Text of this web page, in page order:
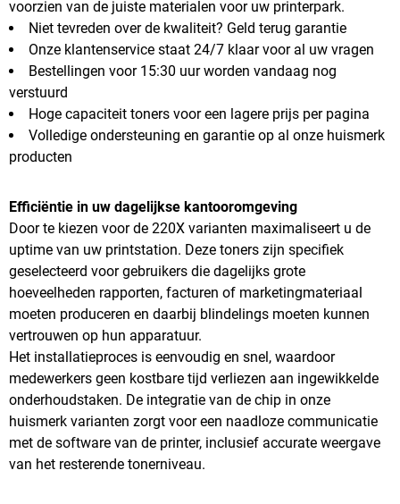
voorzien van de juiste materialen voor uw printerpark.
Niet tevreden over de kwaliteit? Geld terug garantie
Onze klantenservice staat 24/7 klaar voor al uw vragen
Bestellingen voor 15:30 uur worden vandaag nog
verstuurd
Hoge capaciteit toners voor een lagere prijs per pagina
Volledige ondersteuning en garantie op al onze huismerk
producten
Efficiëntie in uw dagelijkse kantooromgeving
Door te kiezen voor de 220X varianten maximaliseert u de
uptime van uw printstation. Deze toners zijn specifiek
geselecteerd voor gebruikers die dagelijks grote
hoeveelheden rapporten, facturen of marketingmateriaal
moeten produceren en daarbij blindelings moeten kunnen
vertrouwen op hun apparatuur.
Het installatieproces is eenvoudig en snel, waardoor
medewerkers geen kostbare tijd verliezen aan ingewikkelde
onderhoudstaken. De integratie van de chip in onze
huismerk varianten zorgt voor een naadloze communicatie
met de software van de printer, inclusief accurate weergave
van het resterende tonerniveau.